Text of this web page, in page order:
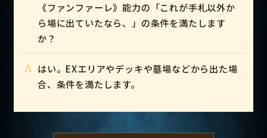
《ファンファーレ》能力の「これが手札以外か
ら場に出ていたなら、」の条件を満たします
か？
A はい。EXエリアやデッキや墓場などから出た場
合、条件を満たします。